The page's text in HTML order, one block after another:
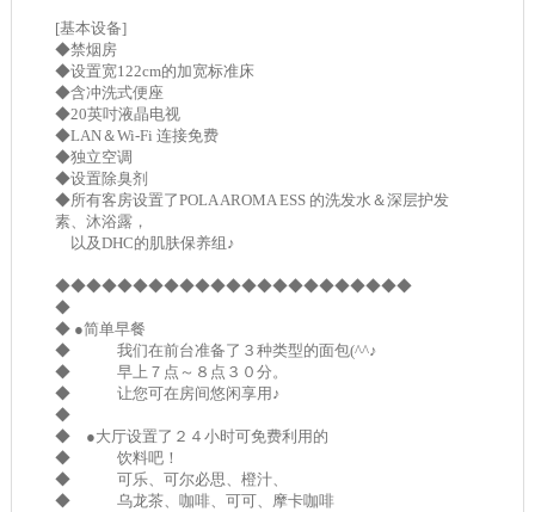
[基本设备]
◆禁烟房
◆设置宽122cm的加宽标准床
◆含冲洗式便座
◆20英吋液晶电视
◆LAN＆Wi-Fi 连接免费
◆独立空调
◆设置除臭剂
◆所有客房设置了POLA AROMA ESS 的洗发水＆深层护发
素、沐浴露，
以及DHC的肌肤保养组♪
◆◆◆◆◆◆◆◆◆◆◆◆◆◆◆◆◆◆◆◆◆◆◆
◆
◆ ●简单早餐
◆ 我们在前台准备了３种类型的面包(^^♪
◆ 早上７点～８点３０分。
◆ 让您可在房间悠闲享用♪
◆
◆ ●大厅设置了２４小时可免费利用的
◆ 饮料吧！
◆ 可乐、可尔必思、橙汁、
◆ 乌龙茶、咖啡、可可、摩卡咖啡